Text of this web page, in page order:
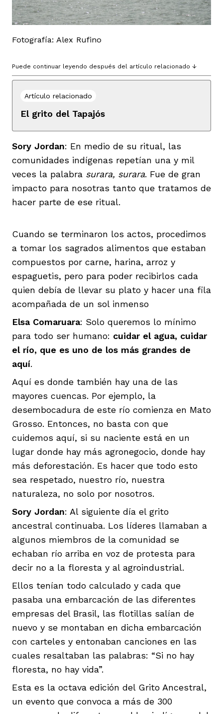
Fotografía: Alex Rufino
Puede continuar leyendo después del artículo relacionado ↓
Artículo relacionado
El grito del Tapajós
Sory Jordan: En medio de su ritual, las
comunidades indígenas repetían una y mil
veces la palabra surara, surara. Fue de gran
impacto para nosotras tanto que tratamos de
hacer parte de ese ritual.
Cuando se terminaron los actos, procedimos
a tomar los sagrados alimentos que estaban
compuestos por carne, harina, arroz y
espaguetis, pero para poder recibirlos cada
quien debía de llevar su plato y hacer una fila
acompañada de un sol inmenso
Elsa Comaruara: Solo queremos lo mínimo
para todo ser humano: cuidar el agua, cuidar
el río, que es uno de los más grandes de
aquí.
Aquí es donde también hay una de las
mayores cuencas. Por ejemplo, la
desembocadura de este río comienza en Mato
Grosso. Entonces, no basta con que
cuidemos aquí, si su naciente está en un
lugar donde hay más agronegocio, donde hay
más deforestación. Es hacer que todo esto
sea respetado, nuestro río, nuestra
naturaleza, no solo por nosotros.
Sory Jordan: Al siguiente día el grito
ancestral continuaba. Los líderes llamaban a
algunos miembros de la comunidad se
echaban río arriba en voz de protesta para
decir no a la floresta y al agroindustrial.
Ellos tenían todo calculado y cada que
pasaba una embarcación de las diferentes
empresas del Brasil, las flotillas salían de
nuevo y se montaban en dicha embarcación
con carteles y entonaban canciones en las
cuales resaltaban las palabras: “Si no hay
floresta, no hay vida”.
Esta es la octava edición del Grito Ancestral,
un evento que convoca a más de 300